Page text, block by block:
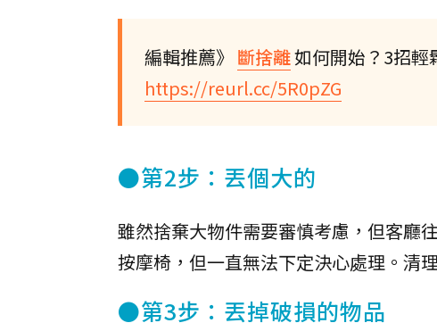
編輯推薦》 斷捨離如何開始？3招輕
https://reurl.cc/5R0pZG
●第2步：丟個大的
雖然捨棄大物件需要審慎考慮，但客廳
按摩椅，但一直無法下定決心處理。清
●第3步：丟掉破損的物品